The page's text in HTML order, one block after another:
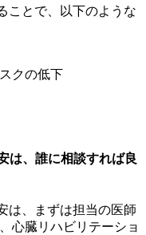
ことで、以下のような
クの低下
は、誰に相談すれば良
は、まずは担当の医師
心臓リハビリテーショ